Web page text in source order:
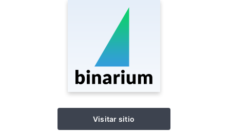
Visitar sitio